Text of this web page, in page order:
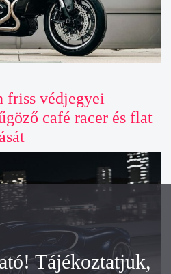
friss védjegyei
café racer és flat
Tájékoztatjuk,